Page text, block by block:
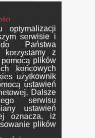
optymalizacji
serwisie i
Państwa
korzystamy z
plików
końcowych
użytkownik
ustawień
Dalsze
serwisu
ustawień
oznacza, iż
plików